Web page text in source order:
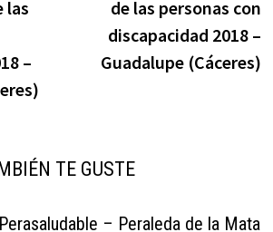
las
–
de las personas con
discapacidad 2018 –
Guadalupe (Cáceres)
TE GUSTE
– Peraleda de la Mata